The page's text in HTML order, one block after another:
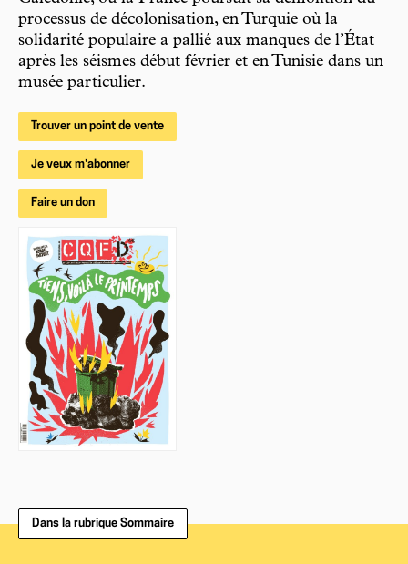
processus de décolonisation, en Turquie où la
solidarité populaire a pallié aux manques de l’État
après les séismes début février et en Tunisie dans un
musée particulier.
Trouver un point de vente
Je veux m'abonner
Faire un don
Dans la rubrique Sommaire